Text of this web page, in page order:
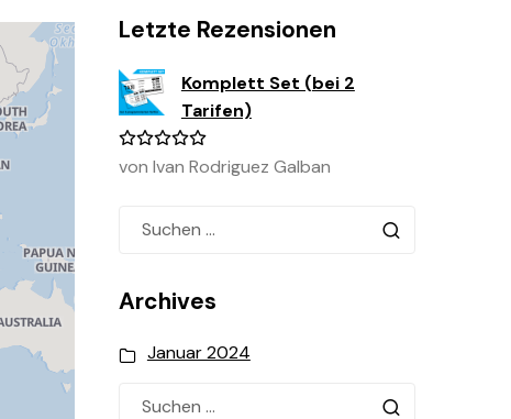
Letzte Rezensionen
Komplett Set (bei 2
Tarifen)
Bewertet
von Ivan Rodriguez Galban
Archives
Januar 2024